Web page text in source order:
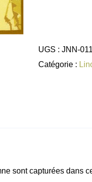
UGS : JNN-011
Catégorie :
sont capturées dans